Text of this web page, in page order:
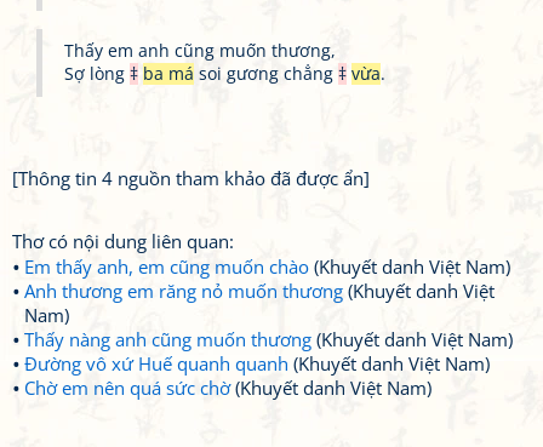
Thấy em anh cũng muốn thương,
Sợ lòng ‡ ba má soi gương chẳng ‡ vừa.
[Thông tin 4 nguồn tham khảo đã được ẩn]
Thơ có nội dung liên quan:
Em thấy anh, em cũng muốn chào (Khuyết danh Việt Nam)
Anh thương em răng nỏ muốn thương (Khuyết danh Việt
Nam)
Thấy nàng anh cũng muốn thương (Khuyết danh Việt Nam)
Đường vô xứ Huế quanh quanh (Khuyết danh Việt Nam)
Chờ em nên quá sức chờ(Khuyết danh Việt Nam)